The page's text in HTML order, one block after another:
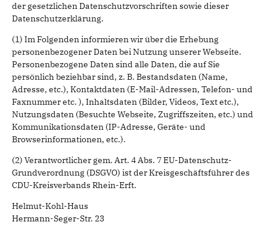
der gesetzlichen Datenschutzvorschriften sowie dieser
Datenschutzerklärung.
(1) Im Folgenden informieren wir über die Erhebung
personenbezogener Daten bei Nutzung unserer Webseite.
Personenbezogene Daten sind alle Daten, die auf Sie
persönlich beziehbar sind, z. B. Bestandsdaten (Name,
Adresse, etc.), Kontaktdaten (E-Mail-Adressen, Telefon- und
Faxnummer etc. ), Inhaltsdaten (Bilder, Videos, Text etc.),
Nutzungsdaten (Besuchte Webseite, Zugriffszeiten, etc.) und
Kommunikationsdaten (IP-Adresse, Geräte- und
Browserinformationen, etc.).
(2) Verantwortlicher gem. Art. 4 Abs. 7 EU-Datenschutz-
Grundverordnung (DSGVO) ist der Kreisgeschäftsführer des
CDU-Kreisverbands Rhein-Erft.
Helmut-Kohl-Haus
Hermann-Seger-Str. 23